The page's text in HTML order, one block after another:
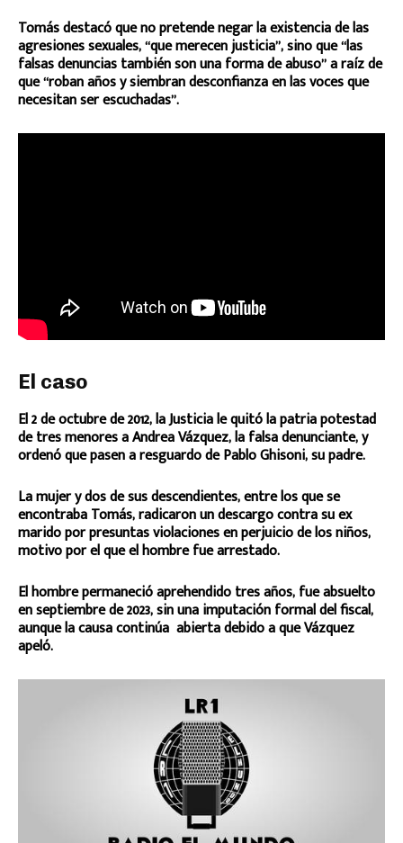
Tomás destacó que no pretende negar la existencia de las
agresiones sexuales, “que merecen justicia”, sino que “las
falsas denuncias también son una forma de abuso” a raíz de
que “roban años y siembran desconfianza en las voces que
necesitan ser escuchadas”.
El caso
El 2 de octubre de 2012, la Justicia le quitó la patria potestad
de tres menores a Andrea Vázquez, la falsa denunciante, y
ordenó que pasen a resguardo de Pablo Ghisoni, su padre.
La mujer y dos de sus descendientes, entre los que se
encontraba Tomás, radicaron un descargo contra su ex
marido por presuntas violaciones en perjuicio de los niños,
motivo por el que el hombre fue arrestado.
El hombre permaneció aprehendido tres años, fue absuelto
en septiembre de 2023, sin una imputación formal del fiscal,
aunque la causa continúa abierta debido a que Vázquez
apeló.